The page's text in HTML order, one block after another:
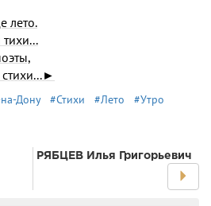
лето.
Дону #Стихи #Лето
#Утро
РЯБЦЕВ Илья Григорьевич